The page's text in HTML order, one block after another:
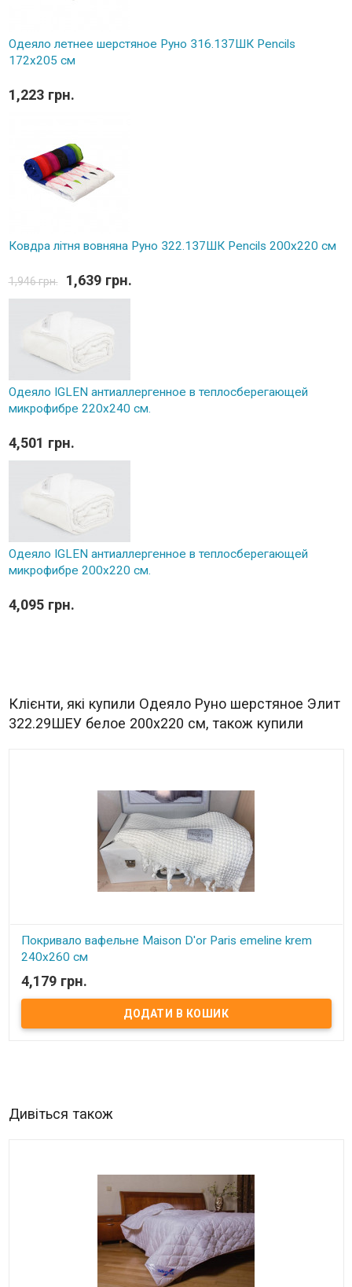
Одеяло летнее шерстяное Руно 316.137ШК Pencils
172х205 см
1,223 грн.
Ковдра літня вовняна Руно 322.137ШК Рencils 200x220 см
1,946 грн. 1,639 грн.
Одеяло IGLEN антиаллергенное в теплосберегающей
микрофибре 220х240 см.
4,501 грн.
Одеяло IGLEN антиаллергенное в теплосберегающей
микрофибре 200х220 см.
4,095 грн.
Клієнти, які купили Одеяло Руно шерстяное Элит
322.29ШЕУ белое 200х220 см, також купили
Покривало вафельне Maison D'or Paris emeline krem
240x260 см
4,179 грн.
Дивіться також